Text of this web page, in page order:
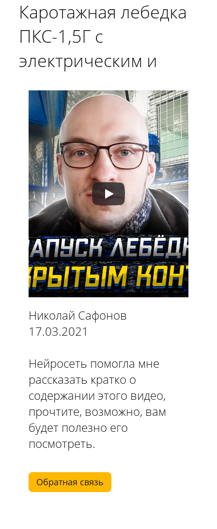
Каротажная лебедка
ПКС-1,5Г с
электрическим и
гидравлическим
приводом
Николай Сафонов
17.03.2021
Нейросеть помогла мне
рассказать кратко о
содержании этого видео,
прочтите, возможно, вам
будет полезно его
посмотреть.
Обратная связь